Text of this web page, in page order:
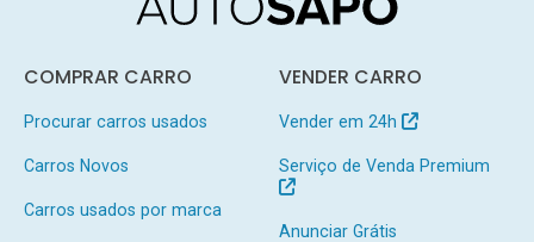
COMPRAR CARRO
Procurar carros usados
Carros Novos
Carros usados por marca
VENDER CARRO
Vender em 24h
Serviço de Venda Premium
Anunciar Grátis